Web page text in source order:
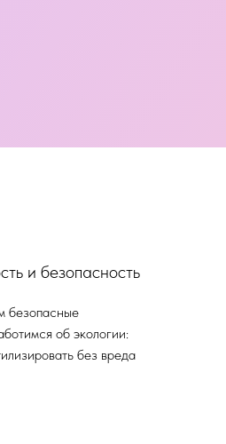
и безопасность
безопасные
об экологии:
без вреда